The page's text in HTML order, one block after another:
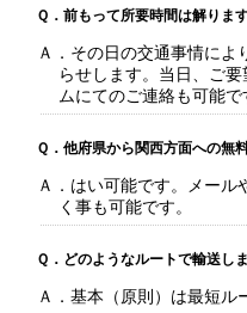
Ｑ．前もって所要時間は解りま
Ａ．その日の交通事情によ
らせします。当日、ご
ムにてのご連絡も可能で
Ｑ．他府県から関西方面への無
Ａ．はい可能です。メール
く事も可能です。
Ｑ．どのようなルートで輸送し
Ａ．基本（原則）は最短ル